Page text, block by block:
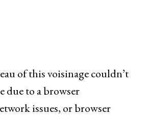
of this voisinage couldn’t
due to a browser
issues, or browser